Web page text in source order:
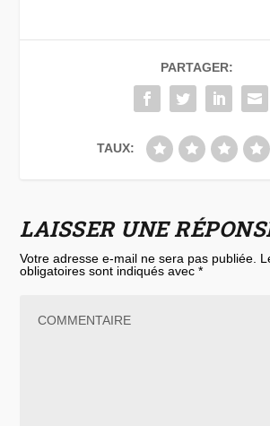
PARTAGER:
TAUX:
LAISSER UNE
Votre adresse e-mail ne sera pas publiée.
obligatoires sont indiqués avec*